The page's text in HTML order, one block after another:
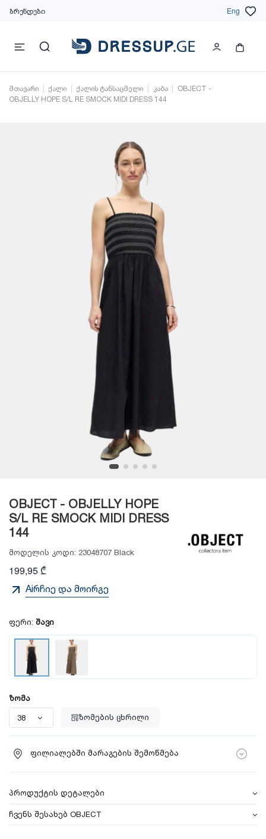
ბრენდები Eng
მთავარი ქალი ქალის ტანსაცმელი კაბა
OBJECT -
OBJELLY HOPE S/L RE SMOCK MIDI DRESS 144
OBJECT - OBJELLY HOPE
S/L RE SMOCK MIDI DRESS
144
მოდელის კოდი: 23048707 Black
199,95 ₾
Aiრჩიე და მოირგე
ფერი: შავი
ზომა
ზომების ცხრილი
ფილიალებში მარაგების შემოწმება
პროდუქტის დეტალები
ჩვენს შესახებ OBJECT